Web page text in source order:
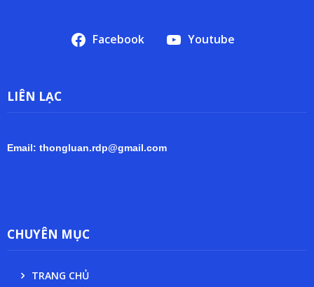
Facebook Youtube
LIÊN LẠC
Email: thongluan.rdp@gmail.com
CHUYÊN MỤC
TRANG CHỦ